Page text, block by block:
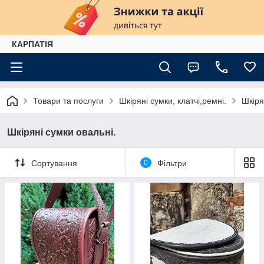
КАРПАТІЯ
Товари та послуги Шкіряні сумки, клатчі,ремні.
Шкіряні сумки овальні.
Сортування 0 Фільтри